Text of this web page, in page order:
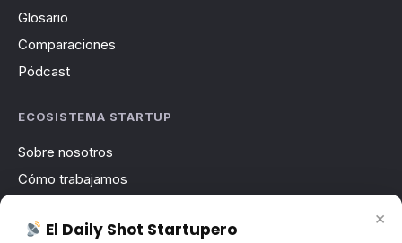
Glosario
Comparaciones
Pódcast
ECOSISTEMA STARTUP
Sobre nosotros
Cómo trabajamos
Contacto
×
El Daily Shot Startupero